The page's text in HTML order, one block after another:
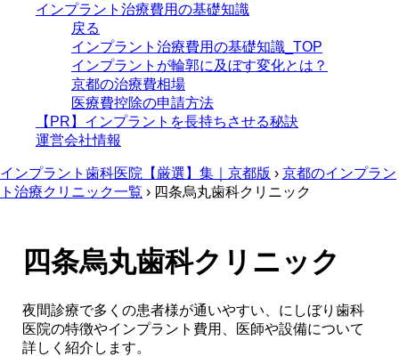
インプラント治療費用の基礎知識
戻る
インプラント治療費用の基礎知識_TOP
インプラントが輪郭に及ぼす変化とは？
京都の治療費相場
医療費控除の申請方法
【PR】インプラントを長持ちさせる秘訣
運営会社情報
インプラント歯科医院【厳選】集｜京都版 › 京都のインプラン
ト治療クリニック一覧 › 四条烏丸歯科クリニック
四条烏丸歯科クリニック
夜間診療で多くの患者様が通いやすい、にしぼり歯科
医院の特徴やインプラント費用、医師や設備について
詳しく紹介します。